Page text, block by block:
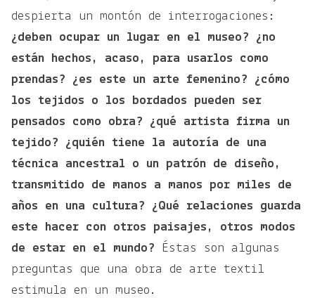
despierta un montón de interrogaciones:
¿deben ocupar un lugar en el museo? ¿no
están hechos, acaso, para usarlos como
prendas? ¿es este un arte femenino? ¿cómo
los tejidos o los bordados pueden ser
pensados como obra? ¿qué artista firma un
tejido? ¿quién tiene la autoría de una
técnica ancestral o un patrón de diseño,
transmitido de manos a manos por miles de
años en una cultura? ¿Qué relaciones guarda
este hacer con otros paisajes, otros modos
de estar en el mundo?
Éstas son algunas
preguntas que una obra de arte textil
estimula en un museo.